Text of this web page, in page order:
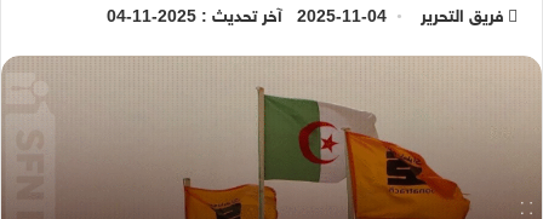
فريق التحرير 2025-11-04 آخر تحديث : 2025-11-04